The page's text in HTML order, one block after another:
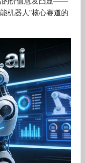
机器人”核心赛道的